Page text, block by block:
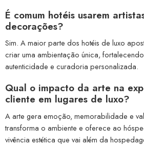
É comum hotéis usarem
decorações?
Sim. A maior parte dos hotéis de luxo
criar uma ambientação única,
autenticidade e curadoria personalizada.
Qual o impacto da arte na
cliente em lugares de luxo?
A arte gera emoção, memorabilidade e
transforma o ambiente e oferece ao
vivência estética que vai além da